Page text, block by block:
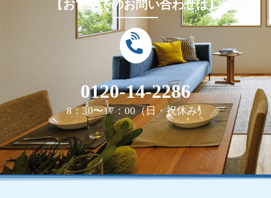
【お電話でのお問い合わせは】
0120-14-2286
8：30〜17：00（日・祝休み）